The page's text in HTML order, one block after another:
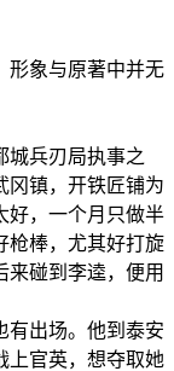
形象与原著中并无
城兵刃局执事之
冈镇，开铁匠铺为
好，一个月只做半
枪棒，尤其好打旋
来碰到李逵，便用
有出场。他到泰安
上官英，想夺取她